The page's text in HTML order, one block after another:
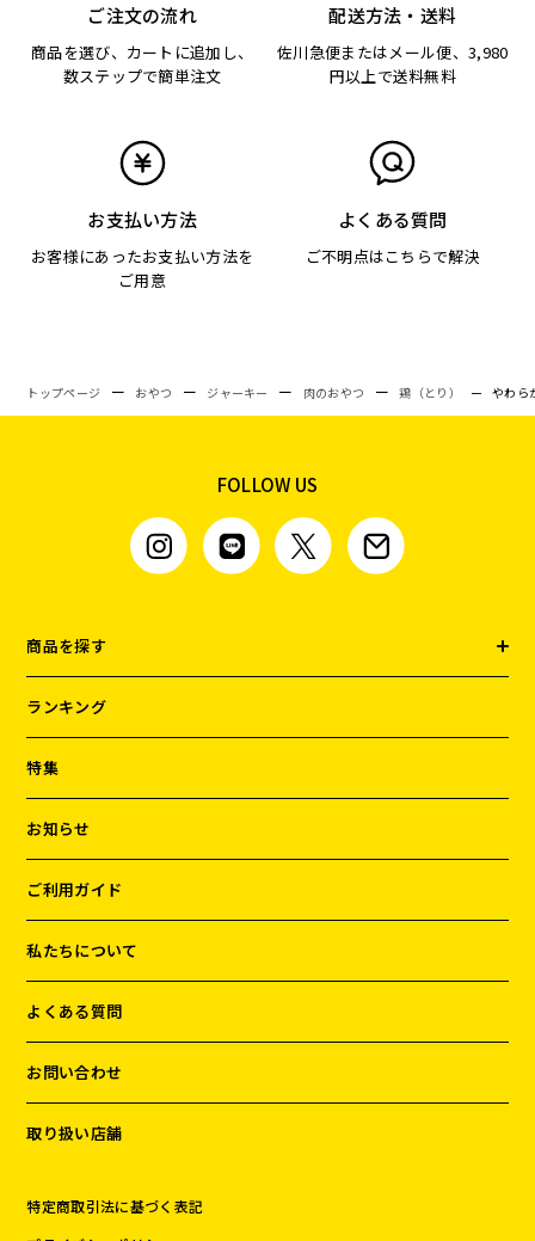
ご注文の流れ
商品を選び、カートに追加し、
数ステップで簡単注文
配送方法・送料
佐川急便またはメール便、3,980
円以上で送料無料
お支払い方法
お客様にあったお支払い方法を
ご用意
よくある質問
ご不明点はこちらで解決
トップページ おやつ ジャーキー 肉のおやつ 鶏（とり） やわら
FOLLOW US
商品を探す
ランキング
特集
お知らせ
ご利用ガイド
私たちについて
よくある質問
お問い合わせ
取り扱い店舗
特定商取引法に基づく表記